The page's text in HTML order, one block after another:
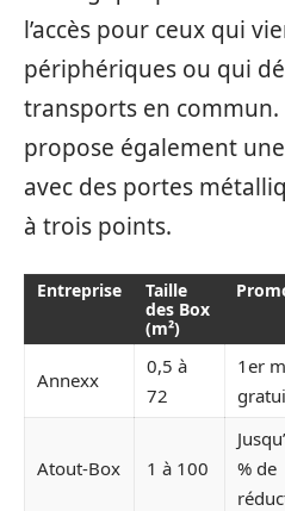
l’accès pour ceux qui
périphériques ou qui
transports en commun.
propose également
avec des portes
à trois points.
Entreprise
Taille
des Box
(m²)
Annexx
0,5 à
72
1er
Atout-Box 1 à 100
% de